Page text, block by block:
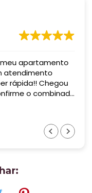
rápida!! Chegou
o combinado
muito
!